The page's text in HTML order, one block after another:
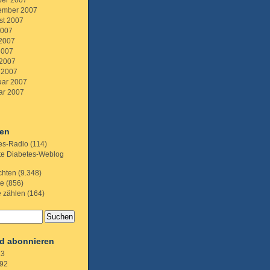
2007
2007
2007
2007
Radio (114)
Diabetes-Weblog
(9.348)
(856)
zählen (164)
abonnieren